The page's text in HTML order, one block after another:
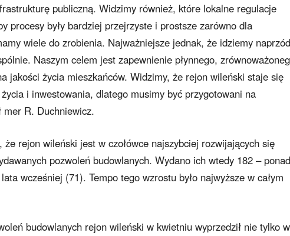
publiczną. Widzimy również, które lokalne regulacje
procesy były bardziej przejrzyste i prostsze zarówno dla
wiele do zrobienia. Najważniejsze jednak, że idziemy naprzód
Naszym celem jest zapewnienie płynnego,
jakości życia mieszkańców. Widzimy, że rejon wileński staje się
i inwestowania, dlatego musimy być przygotowani na
mer R. Duchniewicz.
rejon wileński jest w czołówce najszybciej rozwijających się
pozwoleń budowlanych. Wydano ich wtedy 182 – ponad
wcześniej (71). Tempo tego wzrostu było najwyższe w całym
budowlanych rejon wileński w kwietniu wyprzedził nie tylko